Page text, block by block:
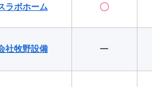
ラボホーム 〇
社牧野設備 ー